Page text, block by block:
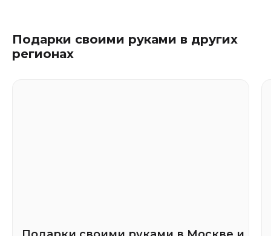
Подарки своими руками в других
регионах